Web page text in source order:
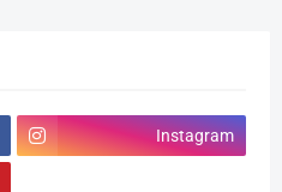
Instagram